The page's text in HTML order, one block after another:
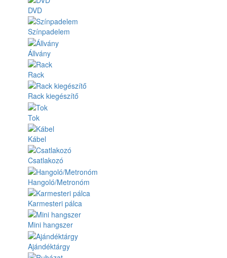
DVD
Színpadelem
Állvány
Rack
Rack kiegészítő
Tok
Kábel
Csatlakozó
Hangoló/Metronóm
Karmesteri pálca
Mini hangszer
Ajándéktárgy